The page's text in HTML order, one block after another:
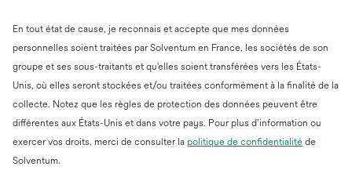
En tout état de cause, je reconnais et accepte que mes données
personnelles soient traitées par Solventum en France, les sociétés de son
groupe et ses sous-traitants et qu'elles soient transférées vers les États-
Unis, où elles seront stockées et/ou traitées conformément à la finalité de la
collecte. Notez que les règles de protection des données peuvent être
différentes aux États-Unis et dans votre pays. Pour plus d’information ou
exercer vos droits, merci de consulter la politique de confidentialité s’ouvre
de
Solventum.